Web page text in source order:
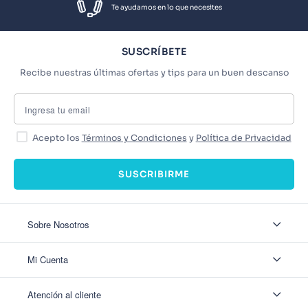
Te ayudamos en lo que necesites
SUSCRÍBETE
Recibe nuestras últimas ofertas y tips para un buen descanso
Acepto los Términos y Condiciones y Política de Privacidad
SUSCRIBIRME
Sobre Nosotros
Nuestas tiendas
Mi Cuenta
Ver mis Pedidos
Atención al cliente